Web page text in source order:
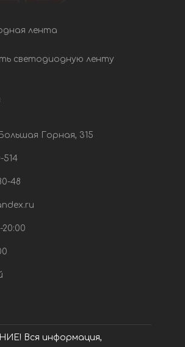
лента
светодиодную ленту
Горная, 315
514
48
Вся информация,